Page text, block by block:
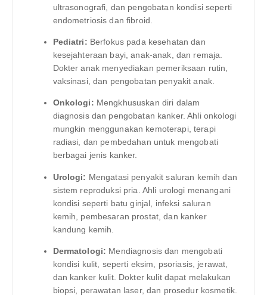
ultrasonografi, dan pengobatan kondisi seperti
endometriosis dan fibroid.
Pediatri: Berfokus pada kesehatan dan
kesejahteraan bayi, anak-anak, dan remaja.
Dokter anak menyediakan pemeriksaan rutin,
vaksinasi, dan pengobatan penyakit anak.
Onkologi: Mengkhususkan diri dalam
diagnosis dan pengobatan kanker. Ahli onkologi
mungkin menggunakan kemoterapi, terapi
radiasi, dan pembedahan untuk mengobati
berbagai jenis kanker.
Urologi: Mengatasi penyakit saluran kemih dan
sistem reproduksi pria. Ahli urologi menangani
kondisi seperti batu ginjal, infeksi saluran
kemih, pembesaran prostat, dan kanker
kandung kemih.
Dermatologi: Mendiagnosis dan mengobati
kondisi kulit, seperti eksim, psoriasis, jerawat,
dan kanker kulit. Dokter kulit dapat melakukan
biopsi, perawatan laser, dan prosedur kosmetik.